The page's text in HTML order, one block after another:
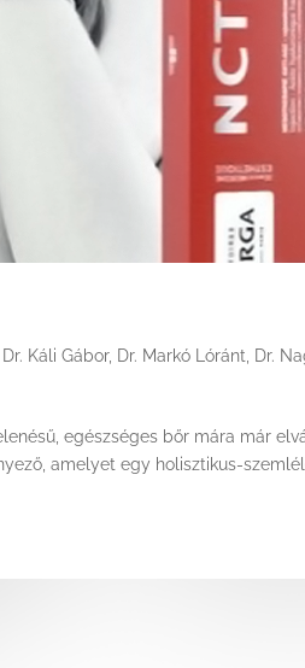
Dr. Káli Gábor, Dr. Markó Lóránt Dr.
egészséges bőr mára már
amelyet egy holisztikus-